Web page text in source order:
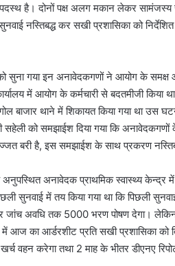
है। दोनों पक्ष अलग मकान लेकर सामंजस्य
नस्तिबद्ध कर सखी प्रशासिका को
सुना गया इन अनावेदकगणों ने आयोग के समक्ष
में आयोग के कर्मचारी से बदतमीजी
गोल बाजार थाने में शिकायत किया गया था
को समझाईश दिया गया कि
बरी है, इस समझाईश के साथ प्रकरण
अनावेदक प्राथमिक स्वास्थ्य केन्द्र
सुनवाई में तय किया गया था कि पिछली
जांच अवधि तक 5000 भरण पोषण देगा।
आज का आर्डरशीट प्रति सखी प्रशासिका को
वहन करेगा तथा 2 माह के भीतर डीएनए